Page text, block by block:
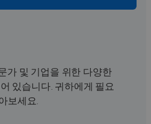
가 및 기업을 위한 다양한
있습니다. 귀하에게 필요
보세요.